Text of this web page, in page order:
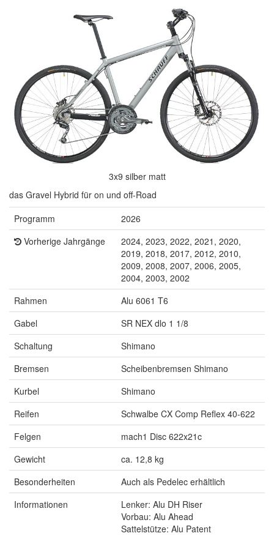
3x9 silber matt
das Gravel Hybrid für on und off-Road
Programm
2026
Vorherige Jahrgänge
2024, 2023, 2022, 2021, 2020,
2019, 2018, 2017, 2012, 2010,
2009, 2008, 2007, 2006, 2005,
2004, 2003, 2002
Rahmen
Alu 6061 T6
Gabel
SR NEX dlo 1 1/8
Schaltung
Shimano
Bremsen
Scheibenbremsen Shimano
Kurbel
Shimano
Reifen
Schwalbe CX Comp Reflex 40-622
Felgen
mach1 Disc 622x21c
Gewicht
ca. 12,8 kg
Besonderheiten
Auch als Pedelec erhältlich
Informationen
Lenker: Alu DH Riser
Vorbau: Alu Ahead
Sattelstütze: Alu Patent